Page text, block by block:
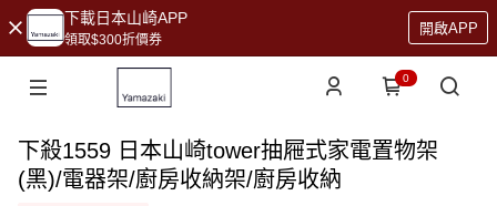
下載日本山崎APP
領取$300折價券
開啟APP
0
下殺1559 日本山崎tower抽屜式家電置物架
(黑)/電器架/廚房收納架/廚房收納